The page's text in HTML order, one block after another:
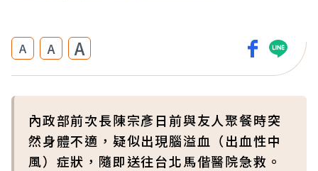
A A A
內政部前次長陳宗彥日前與友人聚餐時突
然身體不適，疑似出現腦溢血（出血性中
風）症狀，隨即送往台北馬偕醫院急救。